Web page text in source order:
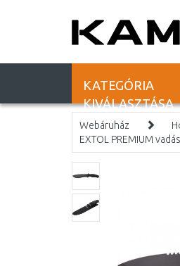
KATEGÓRIA
KIVÁLASZTÁSA
Webáruház
EXTOL PREMIUM